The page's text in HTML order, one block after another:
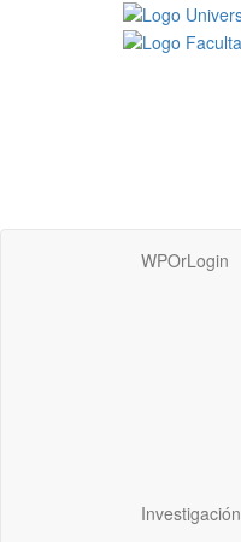
WPOrLogin
Investigación